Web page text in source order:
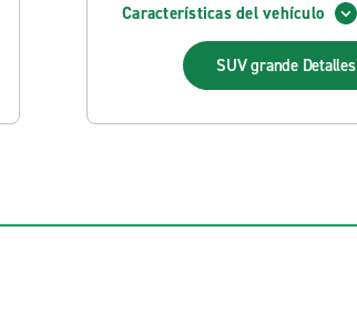
Características del vehículo
SUV grande Detalles